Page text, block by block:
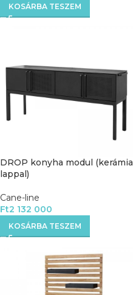
KOSÁRBA TESZEM
DROP konyha modul (kerámia
lappal)
Cane-line
Ft2 132 000
KOSÁRBA TESZEM